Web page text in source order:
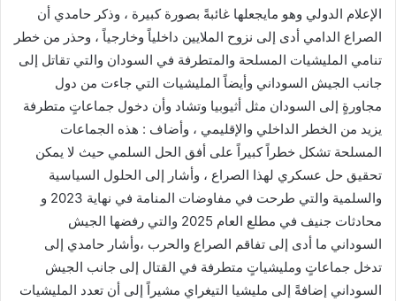
الإعلام الدولي وهو مايجعلها غائبةً بصورة كبيرة ، وذكر حامدي أن
الصراع الدامي أدى إلى نزوح الملايين داخلياً وخارجياً ، وحذر من خطر
تنامي المليشيات المسلحة والمتطرفة في السودان والتي تقاتل إلى
جانب الجيش السوداني وأيضاً المليشيات التي جاءت من دول
مجاورةٍ إلى السودان مثل أثيوبيا وتشاد وأن دخول جماعاتٍ متطرفة
يزيد من الخطر الداخلي والإقليمي ، وأضاف : هذه الجماعات
المسلحة تشكل خطراً كبيراً على أفق الحل السلمي حيث لا يمكن
تحقيق حل عسكري لهذا الصراع ، وأشار إلى الحلول السياسية
والسلمية والتي طرحت في مفاوضات المنامة في نهاية 2023 و
محادثات جنيف في مطلع العام 2025 والتي رفضها الجيش
السوداني ما أدى إلى تفاقم الصراع والحرب ،وأشار حامدي إلى
تدخل جماعاتٍ ومليشياتٍ متطرفة في القتال إلى جانب الجيش
السوداني إضافةً إلى مليشيا التيغراي مشيراً إلى أن تعدد المليشيات